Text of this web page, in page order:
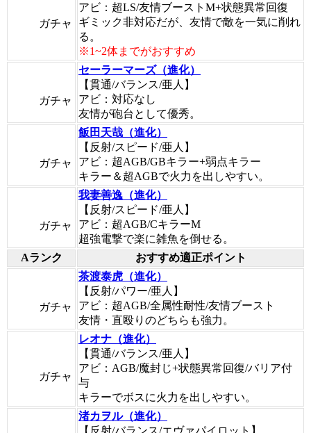
ガチャ
アビ：超LS/友情ブーストM+状態異常回復
ギミック非対応だが、友情で敵を一気に削れ
る。
※1~2体までがおすすめ
ガチャ
セーラーマーズ（進化）
【貫通/バランス/亜人】
アビ：対応なし
友情が砲台として優秀。
ガチャ
飯田天哉（進化）
【反射/スピード/亜人】
アビ：超AGB/GBキラー+弱点キラー
キラー＆超AGBで火力を出しやすい。
ガチャ
我妻善逸（進化）
【反射/スピード/亜人】
アビ：超AGB/CキラーM
超強電撃で楽に雑魚を倒せる。
Aランク
おすすめ適正ポイント
ガチャ
茶渡泰虎（進化）
【反射/パワー/亜人】
アビ：超AGB/全属性耐性/友情ブースト
友情・直殴りのどちらも強力。
ガチャ
レオナ（進化）
【貫通/バランス/亜人】
アビ：AGB/魔封じ+状態異常回復/バリア付
与
キラーでボスに火力を出しやすい。
渚カヲル（進化）